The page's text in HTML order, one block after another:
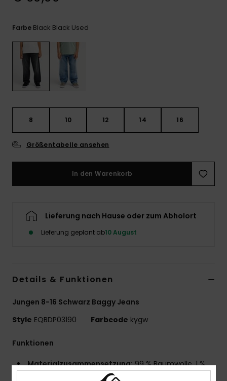
Farbe Black Black Used
8 10 12 14 16
Größentabelle ansehen
In den Warenkorb
Lieferung nach Hause oder zum Abholort
Lieferung geplant ab10 August
Details & Funktionen
Jungen 8-16 Schwarz Baggy Jeans
Style EQBDP03190 Farbcode kygw
Funktionen
Materialzusammensetzung:99 % Baumwolle, 1 %